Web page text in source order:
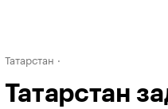
Татарстан
Татарстан